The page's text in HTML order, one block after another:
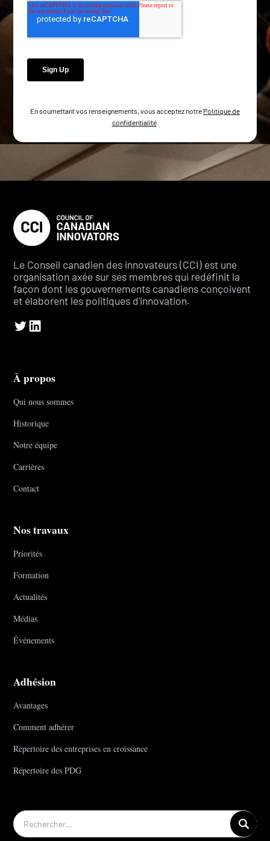
En soumettant vos renseignements, vous acceptez notre Politique de
confidentialité.
Le Conseil canadien des innovateurs (CCI) est une
organisation axée sur ses membres qui redéfinit la
façon dont les gouvernements canadiens conçoivent
et élaborent les politiques d'innovation.
À propos
Qui nous sommes
Historique
Notre équipe
Carrières
Contact
Nos travaux
Priorités
Formation
Actualités
Médias
Événements
Adhésion
Avantages
Comment adhérer
Répertoire des entreprises en croissance
Répertoire des PDG